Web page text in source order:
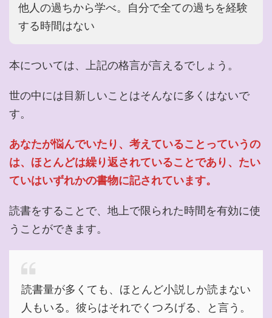
他人の過ちから学べ。自分で全ての過ちを経験
する時間はない
本については、上記の格言が言えるでしょう。
世の中には目新しいことはそんなに多くはないで
す。
あなたが悩んでいたり、考えていることっていうの
は、ほとんどは繰り返されていることであり、たい
ていはいずれかの書物に記されています。
読書をすることで、地上で限られた時間を有効に使
うことができます。
読書量が多くても、ほとんど小説しか読まない
人もいる。彼らはそれでくつろげる、と言う。